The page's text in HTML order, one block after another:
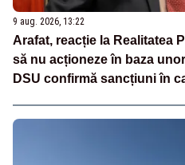
9 aug. 2026, 13:22
Arafat, reacție la Realitatea
să nu acționeze în baza
DSU confirmă sancțiuni în